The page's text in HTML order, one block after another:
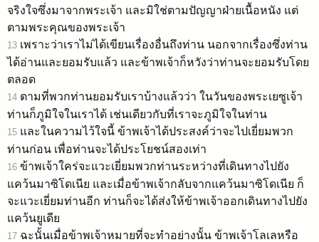
จริงใจซึ่งมาจากพระเจ้า และมิใช่ตามปัญญาฝ่ายเนื้อหนัง แต่
ตามพระคุณของพระเจ้า
13 เพราะว่าเราไม่ได้เขียนเรื่องอื่นถึงท่าน นอกจากเรื่องซึ่งท่าน
ได้อ่านและยอมรับแล้ว และข้าพเจ้าก็หวังว่าท่านจะยอมรับโดย
ตลอด
14 ตามที่พวกท่านยอมรับเราบ้างแล้วว่า ในวันของพระเยซูเจ้า
ท่านก็ภูมิใจในเราได้ เช่นเดียวกับที่เราจะภูมิใจในท่าน
15 และในความไว้ใจนี้ ข้าพเจ้าได้ประสงค์ว่าจะไปเยี่ยมพวก
ท่านก่อน เพื่อท่านจะได้ประโยชน์สองเท่า
16 ข้าพเจ้าใคร่จะแวะเยี่ยมพวกท่านระหว่างที่เดินทางไปยัง
แคว้นมาซิโดเนีย และเมื่อข้าพเจ้ากลับจากแคว้นมาซิโดเนีย ก็
จะแวะเยี่ยมท่านอีก ท่านก็จะได้ส่งให้ข้าพเจ้าออกเดินทางไปยัง
แคว้นยูเดีย
17 ฉะนั้นเมื่อข้าพเจ้าหมายที่จะทำอย่างนั้น ข้าพเจ้าโลเลหรือ